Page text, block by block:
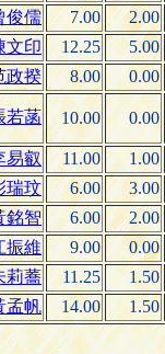
俊儒 7.00
2.00
文印 12.25
5.00
政揆 8.00 0.00
若菡 10.00 0.00
易叡 11.00
1.00
瑞玟 6.00
3.00
銘智 6.00
2.00
振維 9.00
0.00
莉蕎 11.25
1.50
孟帆 14.00 1.50